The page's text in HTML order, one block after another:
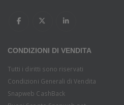
CONDIZIONI DI VENDITA
Tutti i diritti sono riservati
Condizioni Generali di Vendita
Snapweb CashBack